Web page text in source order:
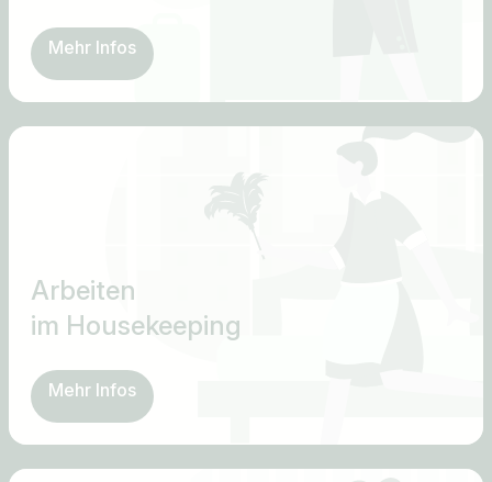
Mehr Infos
Arbeiten
im Housekeeping
Mehr Infos